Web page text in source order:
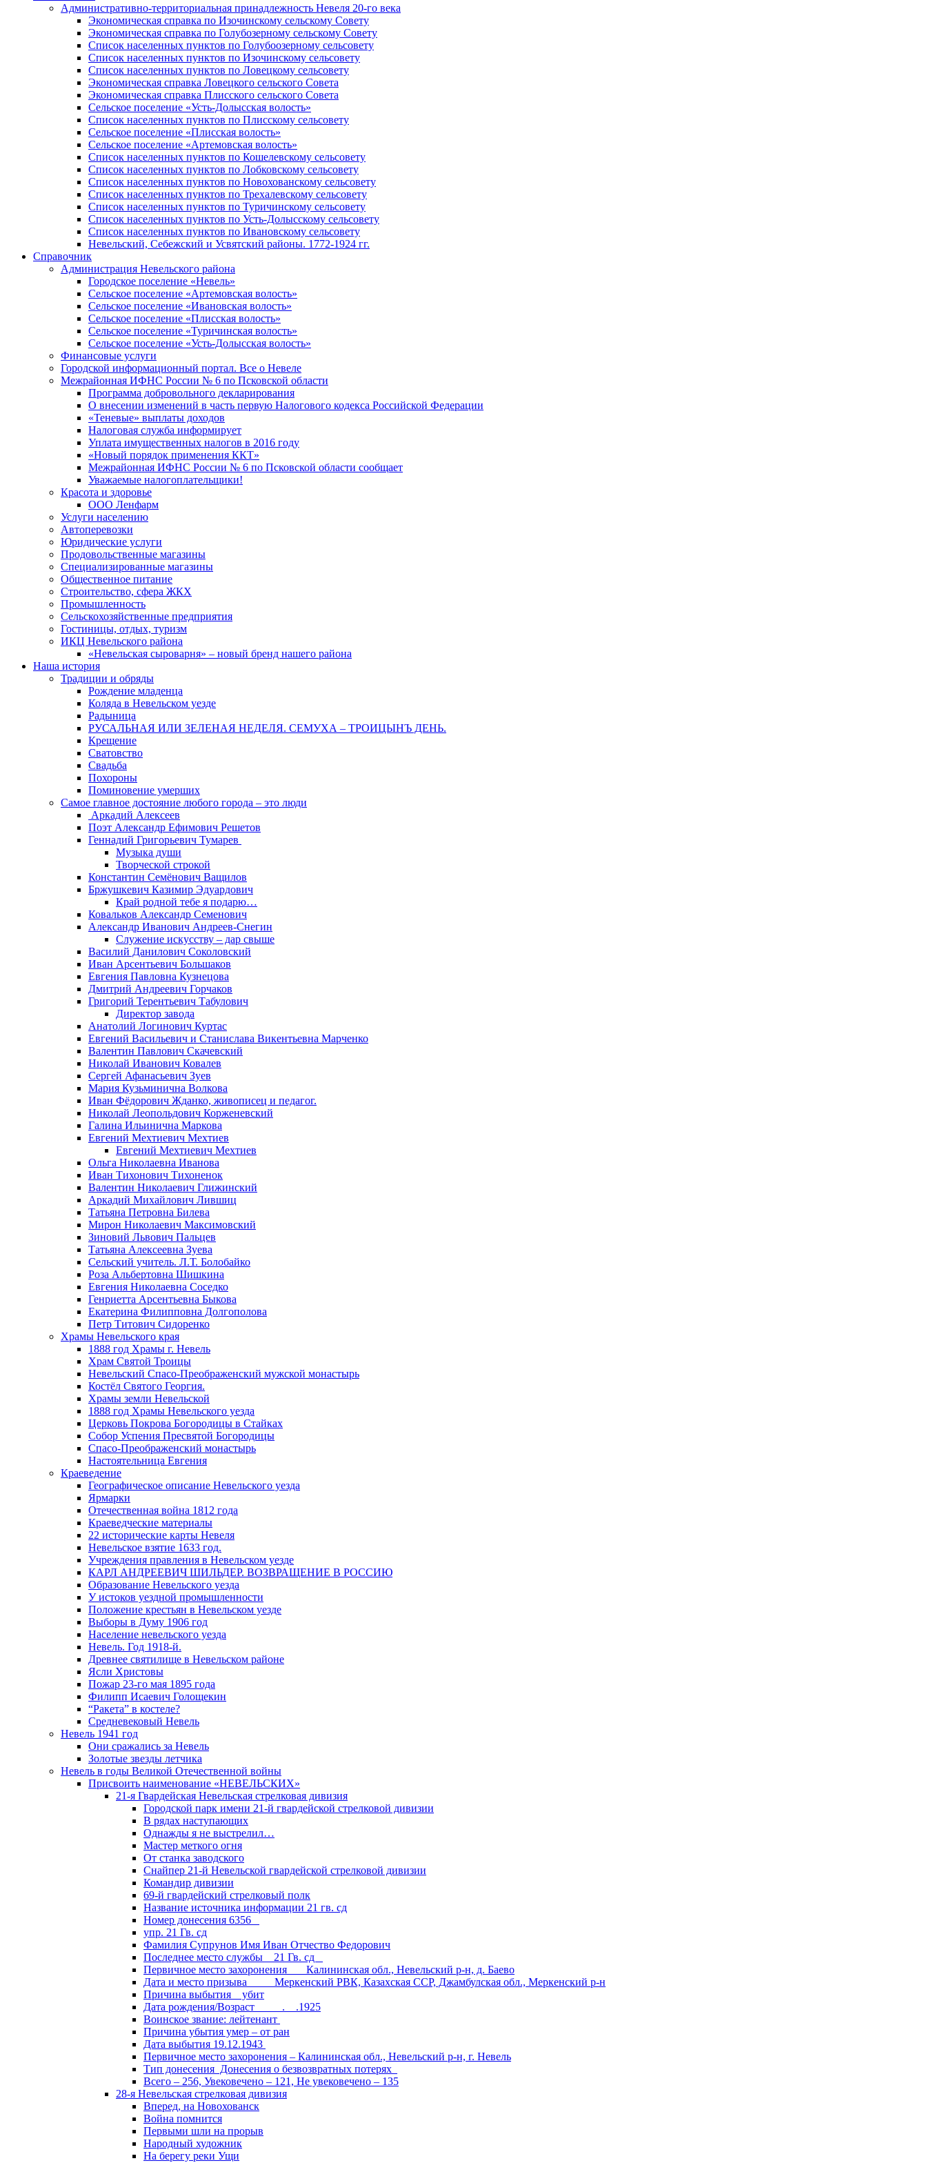
Административно-территориальная принадлежность Невеля 20-го века
Экономическая справка по Изочинскому сельскому Совету
Экономическая справка по Голубозерному сельскому Совету
Список населенных пунктов по Голубоозерному сельсовету
Список населенных пунктов по Изочинскому сельсовету
Список населенных пунктов по Ловецкому сельсовету
Экономическая справка Ловецкого сельского Совета
Экономическая справка Плисского сельского Совета
Сельское поселение «Усть-Долысская волость»
Список населенных пунктов по Плисскому сельсовету
Сельское поселение «Плисская волость»
Сельское поселение «Артемовская волость»
Список населенных пунктов по Кошелевскому сельсовету
Список населенных пунктов по Лобковскому сельсовету
Список населенных пунктов по Новохованскому сельсовету
Список населенных пунктов по Трехалевскому сельсовету
Список населенных пунктов по Туричинскому сельсовету
Список населенных пунктов по Усть-Долысскому сельсовету
Список населенных пунктов по Ивановскому сельсовету
Невельский, Себежский и Усвятский районы. 1772-1924 гг.
Справочник
Администрация Невельского района
Городское поселение «Невель»
Сельское поселение «Артемовская волость»
Сельское поселение «Ивановская волость»
Сельское поселение «Плисская волость»
Сельское поселение «Туричинская волость»
Сельское поселение «Усть-Долысская волость»
Финансовые услуги
Городской информационный портал. Все о Невеле
Межрайонная ИФНС России № 6 по Псковской области
Программа добровольного декларирования
О внесении изменений в часть первую Налогового кодекса Российской Федерации
«Теневые» выплаты доходов
Налоговая служба информирует
Уплата имущественных налогов в 2016 году
«Новый порядок применения ККТ»
Межрайонная ИФНС России № 6 по Псковской области сообщает
Уважаемые налогоплательщики!
Красота и здоровье
ООО Ленфарм
Услуги населению
Автоперевозки
Юридические услуги
Продовольственные магазины
Специализированные магазины
Общественное питание
Строительство, сфера ЖКХ
Промышленность
Сельскохозяйственные предприятия
Гостиницы, отдых, туризм
ИКЦ Невельского района
«Невельская сыроварня» – новый бренд нашего района
Наша история
Традиции и обряды
Рождение младенца
Коляда в Невельском уезде
Радыница
РУСАЛЬНАЯ ИЛИ ЗЕЛЕНАЯ НЕДЕЛЯ. СЕМУХА – ТРОИЦЫНЪ ДЕНЬ.
Крещение
Сватовство
Свадьба
Похороны
Поминовение умерших
Самое главное достояние любого города – это люди
Аркадий Алексеев
Поэт Александр Ефимович Решетов
Геннадий Григорьевич Тумарев
Музыка души
Творческой строкой
Константин Семёнович Ващилов
Бржушкевич Казимир Эдуардович
Край родной тебе я подарю…
Ковальков Александр Семенович
Александр Иванович Андреев-Снегин
Служение искусству – дар свыше
Василий Данилович Соколовский
Иван Арсентьевич Большаков
Евгения Павловна Кузнецова
Дмитрий Андреевич Горчаков
Григорий Терентьевич Табулович
Директор завода
Анатолий Логинович Куртас
Евгений Васильевич и Станислава Викентьевна Марченко
Валентин Павлович Скачевский
Николай Иванович Ковалев
Сергей Афанасьевич Зуев
Мария Кузьминична Волкова
Иван Фёдорович Жданко, живописец и педагог.
Николай Леопольдович Корженевский
Галина Ильинична Маркова
Евгений Мехтиевич Мехтиев
Евгений Мехтиевич Мехтиев
Ольга Николаевна Иванова
Иван Тихонович Тихоненок
Валентин Николаевич Глижинский
Аркадий Михайлович Лившиц
Татьяна Петровна Билева
Мирон Николаевич Максимовский
Зиновий Львович Пальцев
Татьяна Алексеевна Зуева
Сельский учитель. Л.Т. Болобайко
Роза Альбертовна Шишкина
Евгения Николаевна Соседко
Генриетта Арсентьевна Быкова
Екатерина Филипповна Долгополова
Петр Титович Сидоренко
Храмы Невельского края
1888 год Храмы г. Невель
Храм Святой Троицы
Невельский Спасо-Преображенский мужской монастырь
Костёл Святого Георгия.
Храмы земли Невельской
1888 год Храмы Невельского уезда
Церковь Покрова Богородицы в Стайках
Собор Успения Пресвятой Богородицы
Спасо-Преображенский монастырь
Настоятельница Евгения
Краеведение
Географическое описание Невельского уезда
Ярмарки
Отечественная война 1812 года
Краеведческие материалы
22 исторические карты Невеля
Невельское взятие 1633 год.
Учреждения правления в Невельском уезде
КАРЛ АНДРЕЕВИЧ ШИЛЬДЕР. ВОЗВРАЩЕНИЕ В РОССИЮ
Образование Невельского уезда
У истоков уездной промышленности
Положение крестьян в Невельском уезде
Выборы в Думу 1906 год
Население невельского уезда
Невель. Год 1918-й.
Древнее святилище в Невельском районе
Ясли Христовы
Пожар 23-го мая 1895 года
Филипп Исаевич Голощекин
“Ракета” в костеле?
Средневековый Невель
Невель 1941 год
Они сражались за Невель
Золотые звезды летчика
Невель в годы Великой Отечественной войны
Присвоить наименование «НЕВЕЛЬСКИХ»
21-я Гвардейская Невельская стрелковая дивизия
Городской парк имени 21-й гвардейской стрелковой дивизии
В рядах наступающих
Однажды я не выстрелил…
Мастер меткого огня
От станка заводского
Снайпер 21-й Невельской гвардейской стрелковой дивизии
Командир дивизии
69-й гвардейский стрелковый полк
Название источника информации 21 гв. сд
Номер донесения 6356
упр. 21 Гв. сд
Фамилия Супрунов Имя Иван Отчество Федорович
Последнее место службы 21 Гв. сд
Первичное место захоронения Калининская обл., Невельский р-н, д. Баево
Дата и место призыва Меркенский РВК, Казахская ССР, Джамбулская обл., Меркенский р-н
Причина выбытия убит
Дата рождения/Возраст __.__.1925
Воинское звание: лейтенант
Причина убытия умер – от ран
Дата выбытия 19.12.1943
Первичное место захоронения – Калининская обл., Невельский р-н, г. Невель
Тип донесения Донесения о безвозвратных потерях
Всего – 256, Увековечено – 121, Не увековечено – 135
28-я Невельская стрелковая дивизия
Вперед, на Новохованск
Война помнится
Первыми шли на прорыв
Народный художник
На берегу реки Ущи